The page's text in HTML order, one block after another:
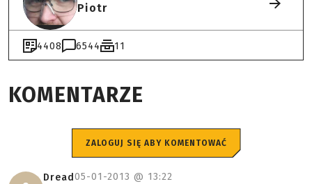
Piotr
4408 6544 11
KOMENTARZE
ZALOGUJ SIĘ ABY KOMENTOWAĆ
Dread05-01-2013 @ 13:22